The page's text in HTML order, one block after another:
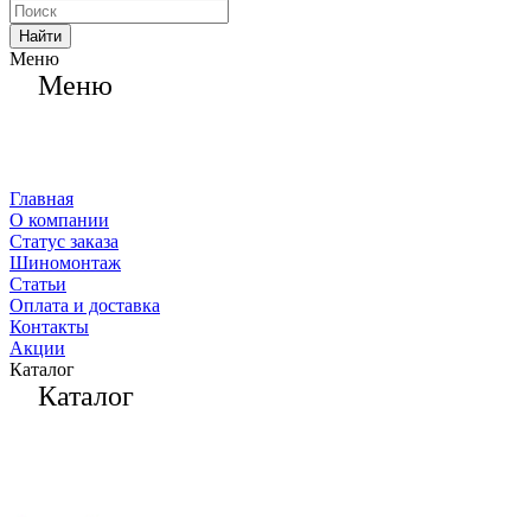
Найти
Меню
Меню
Главная
О компании
Статус заказа
Шиномонтаж
Статьи
Оплата и доставка
Контакты
Акции
Каталог
Каталог